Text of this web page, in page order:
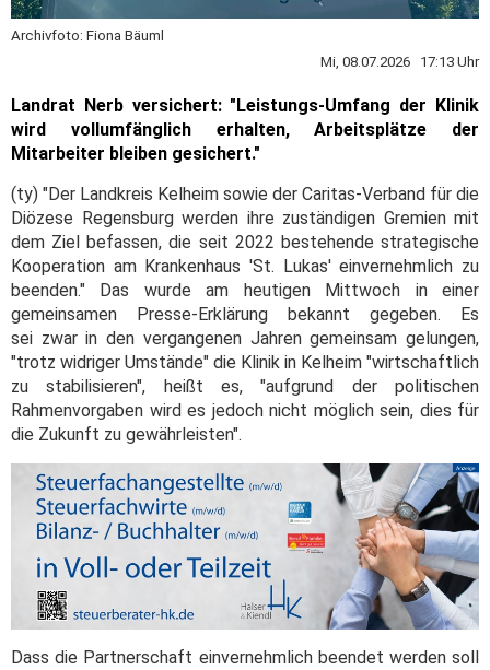
Archivfoto: Fiona Bäuml
Mi, 08.07.2026 17:13 Uhr
Landrat Nerb versichert: "Leistungs-Umfang der Klinik
wird vollumfänglich erhalten, Arbeitsplätze der
Mitarbeiter bleiben gesichert."
(ty) "Der Landkreis Kelheim sowie der Caritas-Verband für die
Diözese Regensburg werden ihre zuständigen Gremien mit
dem Ziel befassen, die seit 2022 bestehende strategische
Kooperation am Krankenhaus 'St. Lukas' einvernehmlich zu
beenden." Das wurde am heutigen Mittwoch in einer
gemeinsamen Presse-Erklärung bekannt gegeben. Es
sei zwar in den vergangenen Jahren gemeinsam gelungen,
"trotz widriger Umstände" die Klinik in Kelheim "wirtschaftlich
zu stabilisieren", heißt es, "aufgrund der politischen
Rahmenvorgaben wird es jedoch nicht möglich sein, dies für
die Zukunft zu gewährleisten".
Dass die Partnerschaft einvernehmlich beendet werden soll